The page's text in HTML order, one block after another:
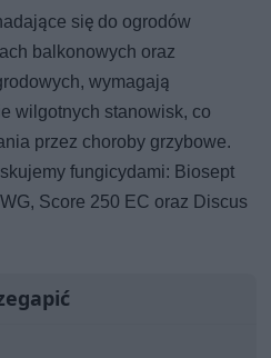
się do ogrodów
balkonowych oraz
wymagają
wilgotnych stanowisk, co
przez choroby grzybowe.
fungicydami: Biosept
Score 250 EC oraz Discus